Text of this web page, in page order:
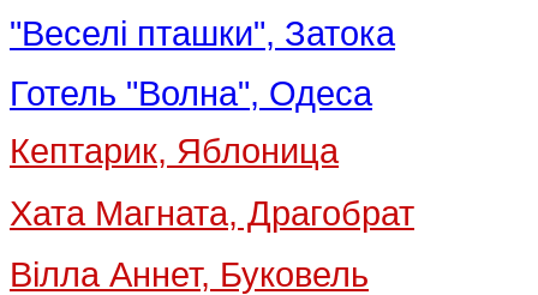
"Веселі пташки", Затока
Готель "Волна", Одеса
Кептарик, Яблоница
Хата Магната, Драгобрат
Вілла Аннет, Буковель